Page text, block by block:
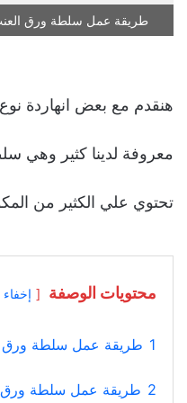
طريقة عمل سلطة ورق العنب بـ 5 طرق
هنقدم مع بعض انهاردة
معروفة لدينا كثير وهي
تحتوي علي الكثير من
محتويات الوصفة إخفاء
1 طريقة عمل سلطة ورق
2 طريقة عمل سلطة ورق